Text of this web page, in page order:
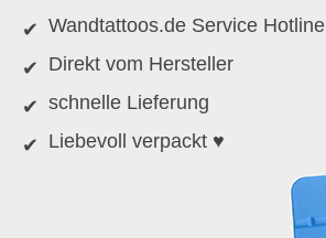
Wandtattoos.de Service Hotline
Direkt vom Hersteller
schnelle Lieferung
Liebevoll verpackt ♥